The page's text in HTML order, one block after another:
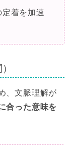
着を加速
、文脈理解が
合った意味を